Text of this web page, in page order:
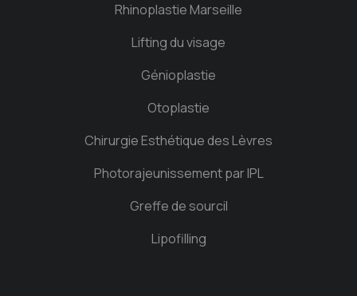
Rhinoplastie Marseille
Lifting du visage
Génioplastie
Otoplastie
Chirurgie Esthétique des Lèvres
Photorajeunissement par IPL
Greffe de sourcil
Lipofilling